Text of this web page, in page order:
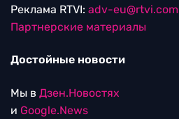
Реклама RTVI: adv-eu@rtvi.com
Партнерские материалы
Достойные новости
Мы в Дзен.Новостях
и Google.News